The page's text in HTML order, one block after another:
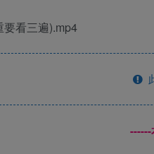
看三遍).mp4